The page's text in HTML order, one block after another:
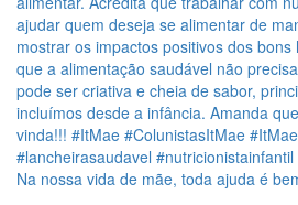
Na nossa vida de mãe, toda ajuda é